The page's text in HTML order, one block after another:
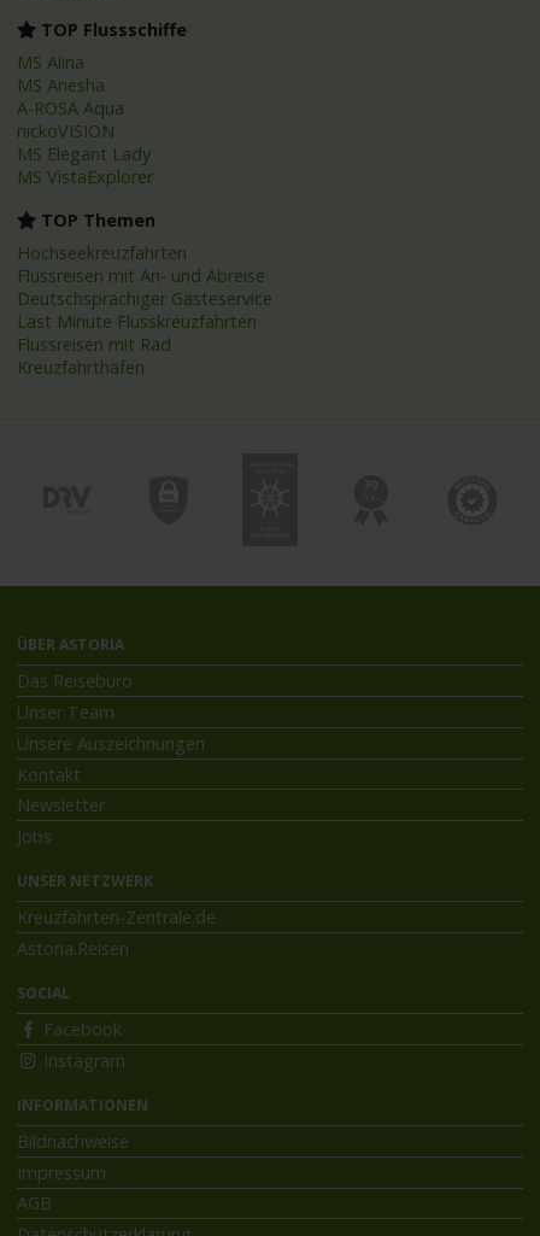
TOP Flussschiffe
MS Alina
MS Anesha
A-ROSA Aqua
nickoVISION
MS Elegant Lady
MS VistaExplorer
TOP Themen
Hochseekreuzfahrten
Flussreisen mit An- und Abreise
Deutschsprachiger Gästeservice
Last Minute Flusskreuzfahrten
Flussreisen mit Rad
Kreuzfahrthäfen
ÜBER ASTORIA
Das Reisebüro
Unser Team
Unsere Auszeichnungen
Kontakt
Newsletter
Jobs
UNSER NETZWERK
Kreuzfahrten-Zentrale.de
Astoria.Reisen
SOCIAL
Facebook
Instagram
INFORMATIONEN
Bildnachweise
Impressum
AGB